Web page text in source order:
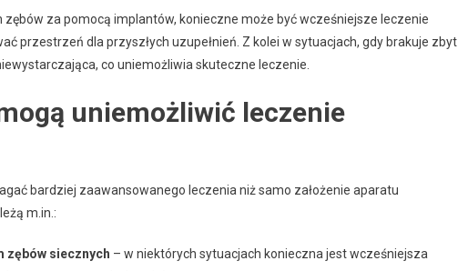
za pomocą implantów, konieczne może być wcześniejsze leczenie
przestrzeń dla przyszłych uzupełnień. Z kolei w sytuacjach, gdy brakuje zbyt
co uniemożliwia skuteczne leczenie.
uniemożliwić leczenie
bardziej zaawansowanego leczenia niż samo założenie aparatu
m.in.:
zębów siecznych – w niektórych sytuacjach konieczna jest wcześniejsza